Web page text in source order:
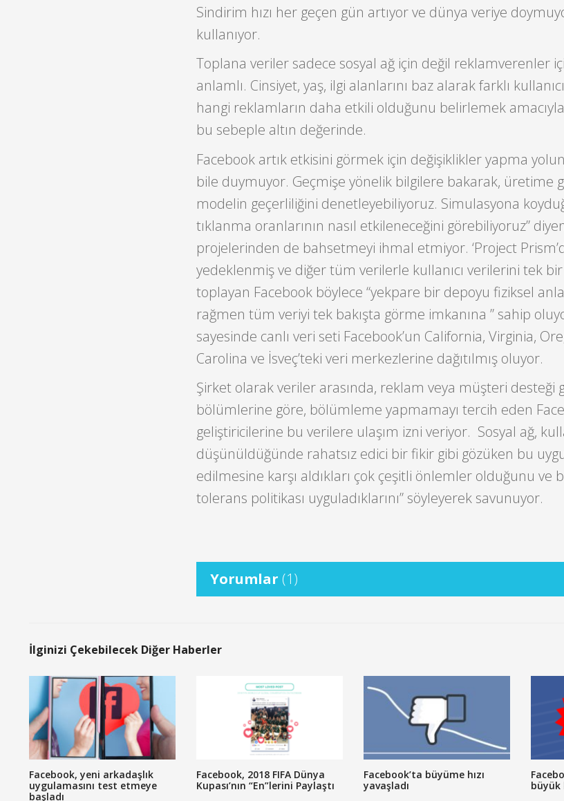
Sindirim hızı her geçen gün artıyor ve dünya veriye
kullanıyor.
Toplana veriler sadece sosyal ağ için değil reklamverenler
anlamlı. Cinsiyet, yaş, ilgi alanlarını baz alarak farklı
hangi reklamların daha etkili olduğunu belirlemek
bu sebeple altın değerinde.
Facebook artık etkisini görmek için değişiklikler yapma
bile duymuyor. Geçmişe yönelik bilgilere bakarak, üretime
modelin geçerliliğini denetleyebiliyoruz. Simulasyona
tıklanma oranlarının nasıl etkileneceğini görebiliyoruz”
projelerinden de bahsetmeyi ihmal etmiyor. ‘Project
yedeklenmiş ve diğer tüm verilerle kullanıcı verilerini tek
toplayan Facebook böylece “yekpare bir depoyu fiziksel
rağmen tüm veriyi tek bakışta görme imkanına ” sahip
sayesinde canlı veri seti Facebook’un California, Virginia,
Carolina ve İsveç’teki veri merkezlerine dağıtılmış oluyor.
Şirket olarak veriler arasında, reklam veya müşteri desteği
bölümlerine göre, bölümleme yapmamayı tercih eden
geliştiricilerine bu verilere ulaşım izni veriyor. Sosyal ağ,
düşünüldüğünde rahatsız edici bir fikir gibi gözüken bu
edilmesine karşı aldıkları çok çeşitli önlemler olduğunu ve
tolerans politikası uyguladıklarını” söyleyerek savunuyor.
Yorumlar (1)
İlginizi Çekebilecek Diğer Haberler
Facebook, yeni arkadaşlık
uygulamasını test etmeye
başladı
Facebook, 2018 FIFA Dünya
Kupası’nın “En”lerini Paylaştı
Facebook’ta büyüme hızı
yavaşladı
büyük